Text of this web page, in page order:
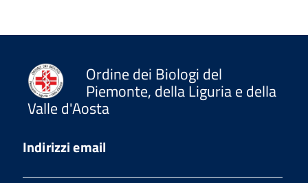
Ordine dei Biologi del
Piemonte, della Liguria e della
Valle d'Aosta
Indirizzi email